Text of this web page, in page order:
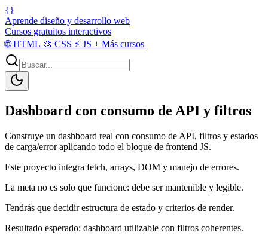
{}
Aprende diseño y desarrollo web
Cursos gratuitos interactivos
🌐HTML 🎨 CSS ⚡ JS + Más cursos
Dashboard con consumo de API y filtros
Construye un dashboard real con consumo de API, filtros y estados
de carga/error aplicando todo el bloque de frontend JS.
Este proyecto integra fetch, arrays, DOM y manejo de errores.
La meta no es solo que funcione: debe ser mantenible y legible.
Tendrás que decidir estructura de estado y criterios de render.
Resultado esperado: dashboard utilizable con filtros coherentes.